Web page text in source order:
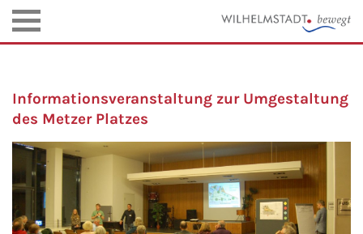
Informationsveranstaltung zur Umgestaltung
des Metzer Platzes